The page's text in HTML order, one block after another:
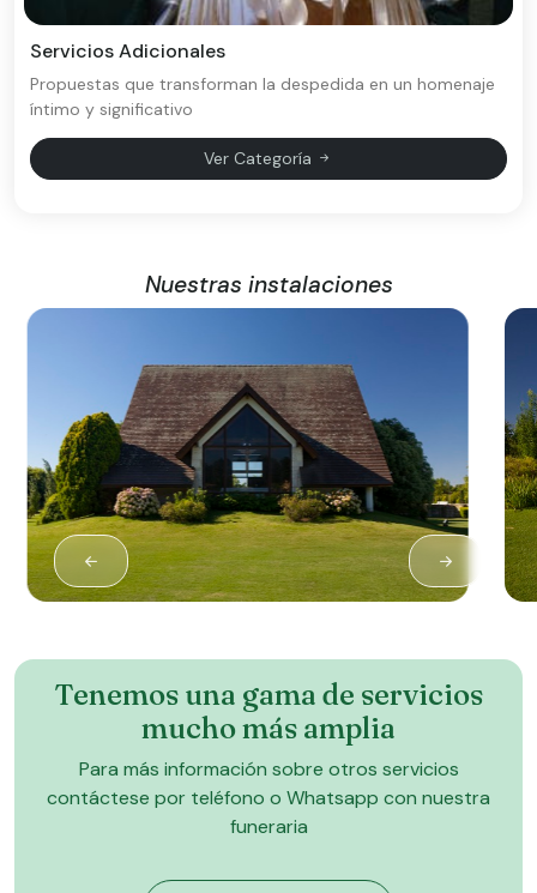
Servicios Adicionales
Propuestas que transforman la despedida en un homenaje
íntimo y significativo
Ver Categoría
Nuestras instalaciones
Tenemos una gama de servicios
mucho más amplia
Para más información sobre otros servicios
contáctese por teléfono o Whatsapp con nuestra
funeraria